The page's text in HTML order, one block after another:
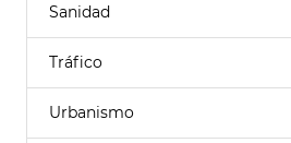
Sanidad
Tráfico
Urbanismo